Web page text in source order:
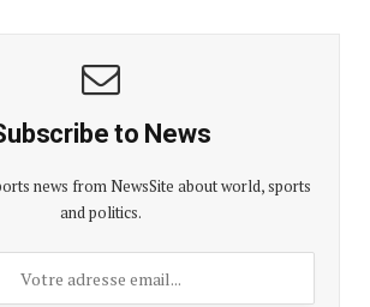
to News
news from NewsSite about world, sports
and politics.